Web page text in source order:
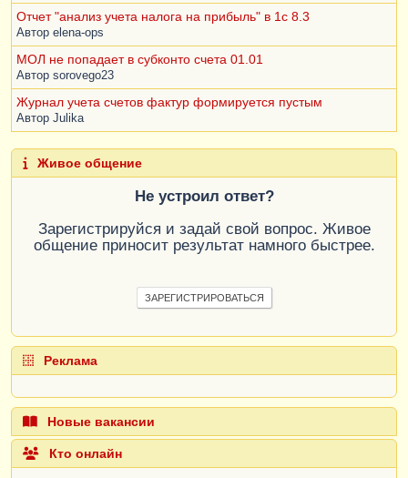
Отчет "анализ учета налога на прибыль" в 1с 8.3
Автор elena-ops
МОЛ не попадает в субконто счета 01.01
Автор sorovego23
Журнал учета счетов фактур формируется пустым
Автор Julika
Живое общение
Не устроил ответ?
Зарегистрируйся и задай свой вопрос. Живое
общение приносит результат намного быстрее.
ЗАРЕГИСТРИРОВАТЬСЯ
Реклама
Новые вакансии
Кто онлайн